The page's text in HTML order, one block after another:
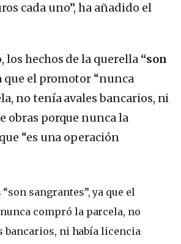
cada uno”, ha añadido el
los hechos de la querella “son
que el promotor “nunca
no tenía avales bancarios, ni
obras porque nunca la
“es una operación
sangrantes”, ya que el
compró la parcela, no
bancarios, ni había licencia